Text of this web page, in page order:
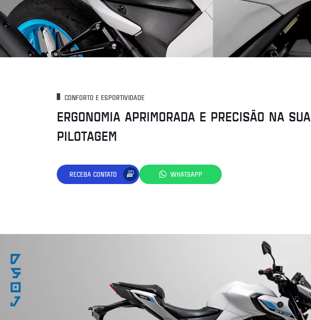
CONFORTO E ESPORTIVIDADE
ERGONOMIA APRIMORADA E PRECISÃO NA SUA
PILOTAGEM
RECEBA CONTATO WHATSAPP